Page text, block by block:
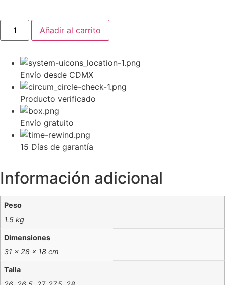
Añadir al carrito
Envío desde CDMX
Producto verificado
Envío gratuito
15 Días de garantía
Información adicional
Peso
1.5 kg
Dimensiones
31 × 28 × 18 cm
Talla